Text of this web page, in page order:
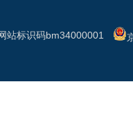
站标识码bm34000001